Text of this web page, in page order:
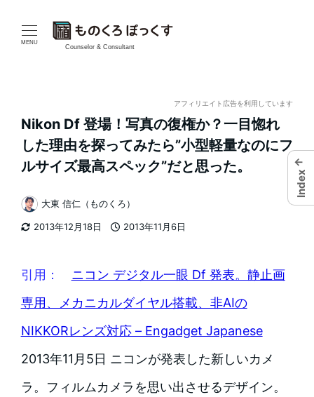
MENU
Counselor & Consultant
アフィリエイト広告を利用しています
Nikon Df 登場！写真の復権か？一目惚れ
した理由を探ってみたら”小型軽量なのにフ
ルサイズ最高スペック”だと思った。
2013年12月18日
2013年11月6日
著
者
大東 信仁（ものくろ）
引用： ニコン デジタル一眼 Df 発表。静止画
専用、メカニカルダイヤル搭載、非AIの
NIKKORレンズ対応 – Engadget Japanese
2013年11月5日 ニコンが発表した新しいカメ
ラ。フィルムカメラを思い出させるデザイン。
←
Index